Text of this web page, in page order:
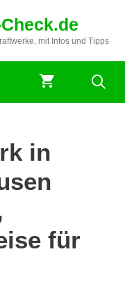
mit Infos und Tipps
in
für